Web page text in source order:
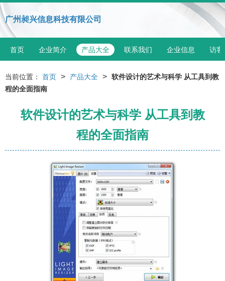
广州昶兴信息科技有限公司
首页 企业简介 产品大全 联系我们 企业信息 访客
当前位置： 首页 > 产品大全 > 软件设计的艺术与科学 从工具到教
程的全面指南
软件设计的艺术与科学 从工具到教
程的全面指南